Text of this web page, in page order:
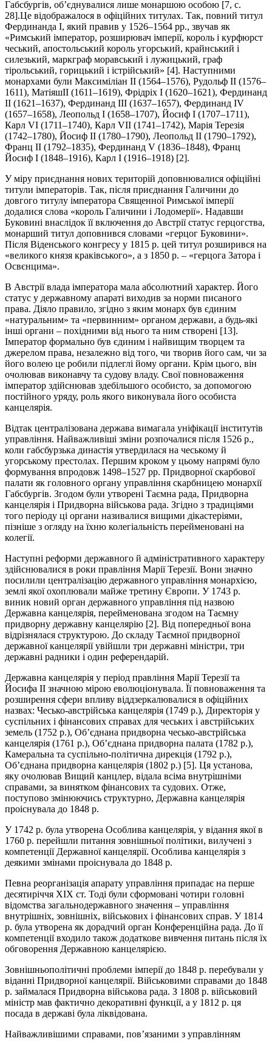
Габсбургів, об’єднувалися лише монаршою особою [7, с.
28].Це відображалося в офіційних титулах. Так, повний титул
Фердинанда І, який правив у 1526–1564 рр., звучав як
«Римський імператор, розширювач імперії, король і курфюрст
чеський, апостольський король угорський, крайнський і
силезький, маркграф моравський і лужицький, граф
тірольський, горицький і істрійський» [4]. Наступними
монархами були Максиміліан ІІ (1564–1576), Рудольф ІІ (1576–
1611), МатіяшІІ (1611–1619), Фрідріх І (1620–1621), Фердинанд
ІІ (1621–1637), Фердинанд ІІІ (1637–1657), Фердинанд ІV
(1657–1658), Леопольд І (1658–1707), Йосиф І (1707–1711),
Карл VІ (1711–1740), Карл VІІ (1741–1742), Марія Терезія
(1742–1780), Йосиф ІІ (1780–1790), Леопольд ІІ (1790–1792),
Франц ІІ (1792–1835), Фердинанд V (1836–1848), Франц
Йосиф І (1848–1916), Карл І (1916–1918) [2].
У міру приєднання нових територій доповнювалися офіційні
титули імператорів. Так, після приєднання Галичини до
довгого титулу імператора Священної Римської імперії
додалися слова «король Галичини і Лодомерії». Надавши
Буковині внаслідок її включення до Австрії статус герцогства,
монарший титул доповнився словами «герцог Буковини».
Після Віденського конгресу у 1815 р. цей титул розширився на
«великого князя краківського», а з 1850 р. – «герцога Затора і
Освєнцима».
В Австрії влада імператора мала абсолютний характер. Його
статус у державному апараті виходив за норми писаного
права. Діяло правило, згідно з яким монарх був єдиним
«натуральним» та «первинним» органом держави, а будь-які
інші органи – похідними від нього та ним створені [13].
Імператор формально був єдиним і найвищим творцем та
джерелом права, незалежно від того, чи творив його сам, чи за
його волею це робили підлеглі йому органи. Крім цього, він
очолював виконавчу та судову владу. Свої повноваження
імператор здійснював здебільшого особисто, за допомогою
постійного уряду, роль якого виконувала його особиста
канцелярія.
Відтак централізована держава вимагала уніфікації інститутів
управління. Найважливіші зміни розпочалися після 1526 р.,
коли габсбурзька династія утвердилася на чеському й
угорському престолах. Першим кроком у цьому напрямі було
формування впродовж 1498–1527 рр. Придворної скарбової
палати як головного органу управління скарбницею монархії
Габсбургів. Згодом були утворені Таємна рада, Придворна
канцелярія і Придворна військова рада. Згідно з традиціями
того періоду ці органи називалися вищими дікастеріями,
пізніше з огляду на їхню колегіальність перейменовані на
колегії.
Наступні реформи державного й адміністративного характеру
здійснювалися в роки правління Марії Терезії. Вони значно
посилили централізацію державного управління монархією,
землі якої охоплювали майже третину Європи. У 1743 р.
виник новий орган державного управління під назвою
Державна канцелярія, перейменована згодом на Таємну
придворну державну канцелярію [2]. Від попередньої вона
відрізнялася структурою. До складу Таємної придворної
державної канцелярії увійшли три державні міністри, три
державні радники і один референдарій.
Державна канцелярія у період правління Марії Терезії та
Йосифа ІІ значною мірою еволюціонувала. Її повноваження та
розширення сфери впливу віддзеркалювалися в офіційних
назвах: Чесько-австрійська канцелярія (1749 р.), Директорія у
суспільних і фінансових справах для чеських і австрійських
земель (1752 р.), Об’єднана придворна чесько-австрійська
канцелярія (1761 р.), Об’єднана придворна палата (1782 р.),
Камеральна та суспільно-політична дирекція (1792 р.),
Об’єднана придворна канцелярія (1802 р.) [5]. Ця установа,
яку очолював Вищий канцлер, відала всіма внутрішніми
справами, за винятком фінансових та судових. Отже,
поступово змінюючись структурно, Державна канцелярія
проіснувала до 1848 р.
У 1742 р. була утворена Особлива канцелярія, у відання якої в
1760 р. перейшли питання зовнішньої політики, вилучені з
компетенції Державної канцелярії. Особлива канцелярія з
деякими змінами проіснувала до 1848 р.
Певна реорганізація апарату управління припадає на перше
десятиріччя ХІХ ст. Тоді були сформовані чотири головні
відомства загальнодержавного значення – управління
внутрішніх, зовнішніх, військових і фінансових справ. У 1814
р. була утворена як дорадчий орган Конференційна рада. До її
компетенції входило також додаткове вивчення питань після їх
обговорення Державною канцелярією.
Зовнішньополітичні проблеми імперії до 1848 р. перебували у
віданні Придворної канцелярії. Військовими справами до 1848
р. займалася Придворна військова рада. З 1808 р. військовий
міністр мав фактично декоративні функції, а у 1812 р. ця
посада в державі була ліквідована.
Найважливішими справами, пов’язаними з управлінням